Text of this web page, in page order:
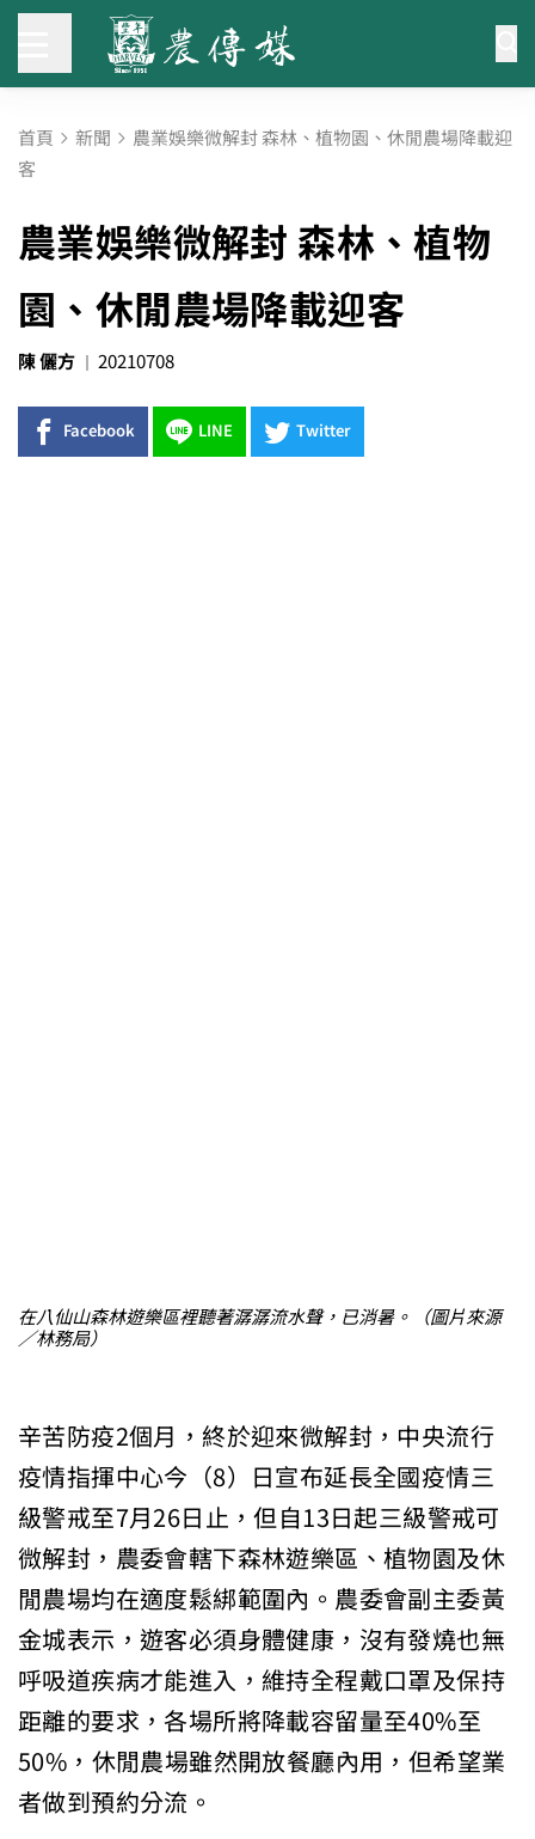
首頁 新聞 農業娛樂微解封 森林、植物園、休閒農場降載迎
客
農業娛樂微解封 森林、植物
園、休閒農場降載迎客
陳 儷方 20210708
Facebook LINE Twitter
在八仙山森林遊樂區裡聽著潺潺流水聲，已消暑。（圖片來源
／林務局）
辛苦防疫2個月，終於迎來微解封，中央流行
疫情指揮中心今（8）日宣布延長全國疫情三
級警戒至7月26日止，但自13日起三級警戒可
微解封，農委會轄下森林遊樂區、植物園及休
閒農場均在適度鬆綁範圍內。農委會副主委黃
金城表示，遊客必須身體健康，沒有發燒也無
呼吸道疾病才能進入，維持全程戴口罩及保持
距離的要求，各場所將降載容留量至40%至
50%，休閒農場雖然開放餐廳內用，但希望業
者做到預約分流。